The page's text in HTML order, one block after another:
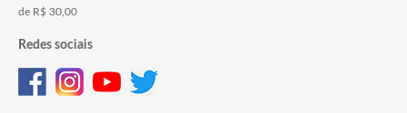
de R$ 30,00
Redes sociais